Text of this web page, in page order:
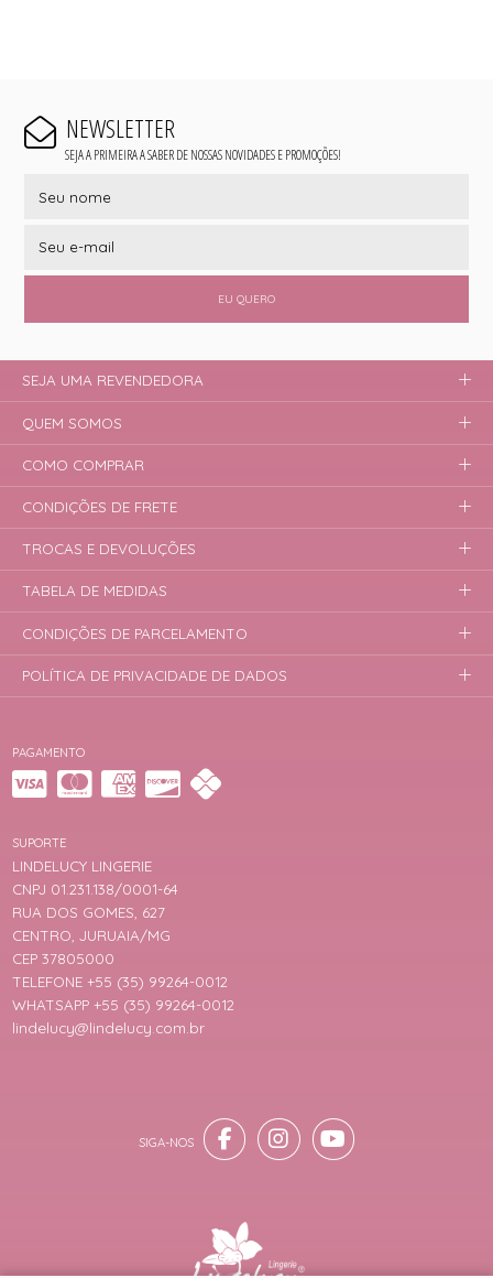
NEWSLETTER
SEJA A PRIMEIRA A SABER DE NOSSAS NOVIDADES E PROMOÇÕES!
EU QUERO
PAGAMENTO
SUPORTE
LINDELUCY LINGERIE
CNPJ 01.231.138/0001-64
RUA DOS GOMES, 627
CENTRO, JURUAIA/MG
CEP 37805000
TELEFONE +55 (35) 99264-0012
WHATSAPP +55 (35) 99264-0012
lindelucy@lindelucy.com.br
SEJA UMA REVENDEDORA
QUEM SOMOS
COMO COMPRAR
CONDIÇÕES DE FRETE
TROCAS E DEVOLUÇÕES
TABELA DE MEDIDAS
CONDIÇÕES DE PARCELAMENTO
POLÍTICA DE PRIVACIDADE DE DADOS